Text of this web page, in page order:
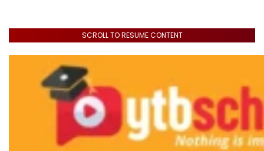
SCROLL TO RESUME CONTENT